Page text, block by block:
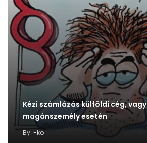
Kézi számlázás külföldi cég, vagy
magánszemély esetén
By -ko